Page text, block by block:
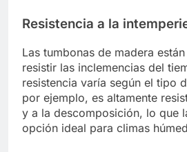
Resistencia a la
Las tumbonas de madera
resistir las inclemencias del
resistencia varía según el tipo
por ejemplo, es altamente
y a la descomposición, lo que
opción ideal para climas